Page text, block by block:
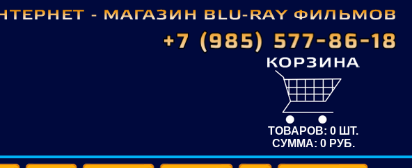
ТОВАРОВ: 0 ШТ.
СУММА: 0РУБ.